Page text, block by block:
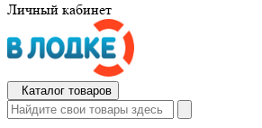
Личный кабинет
Каталог товаров